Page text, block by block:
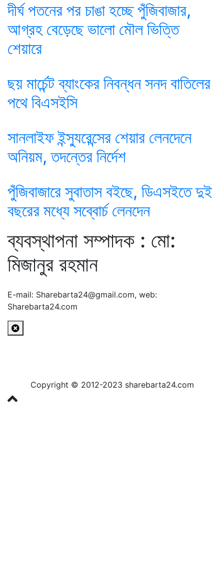
দীর্ঘ পতনের পর চাঙা হচ্ছে পুঁজিবাজার,
আগ্রহ বেড়েছে ভালো মৌল ভিত্তি
শেয়ারে
ছয় মার্চেন্ট ব্যাংকের নিবন্ধন সনদ বাতিলের
পথে বিএসইসি
সানলাইফ ইন্স্যুরেন্সের শেয়ার লেনদেনে
অনিয়ম, তদন্তের নির্দেশ
পুঁজিবাজারে সুবাতাস বইছে, ডিএসইতে দুই
বছরের মধ্যে সব্বোর্চ লেনদেন
ব্যবস্থাপনা সম্পাদক : মো:
মিজানুর রহমান
E-mail: Sharebarta24@gmail.com, web:
Sharebarta24.com
Copyright © 2012-2023 sharebarta24.com